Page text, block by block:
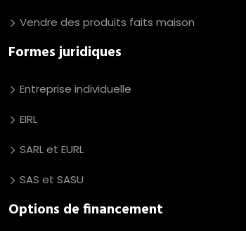
Vendre des produits faits maison
Formes juridiques
Entreprise individuelle
EIRL
SARL et EURL
SAS et SASU
Options de financement